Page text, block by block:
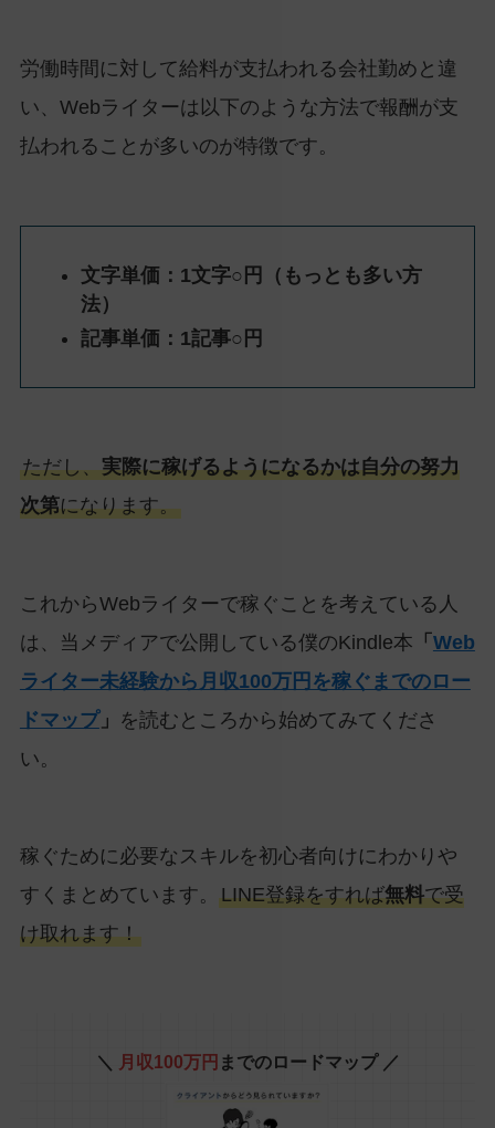
労働時間に対して給料が支払われる会社勤めと違
い、Webライターは以下のような方法で報酬が支
払われることが多いのが特徴です。
文字単価：1文字○円（もっとも多い方
法）
記事単価：1記事○円
ただし、実際に稼げるようになるかは自分の努力
次第になります。
これからWebライターで稼ぐことを考えている人
は、当メディアで公開している僕のKindle本 「 Web
ライター未経験から月収100万円を稼ぐまでのロー
ドマップ」 を読むところから始めてみてくださ
い。
稼ぐために必要なスキルを初心者向けにわかりや
すくまとめています。 LINE登録をすれば無料で受
け取れます！
＼ 月収100万円 までのロードマップ ／